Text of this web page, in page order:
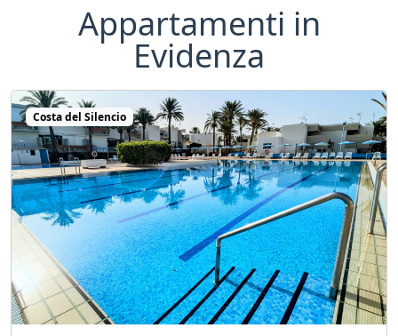
Appartamenti in
Evidenza
Costa del Silencio